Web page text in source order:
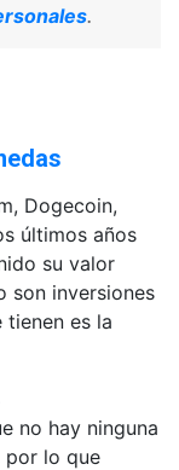
.
Dogecoin,
últimos años
su valor
son inversiones
tienen es la
no hay ninguna
por lo que